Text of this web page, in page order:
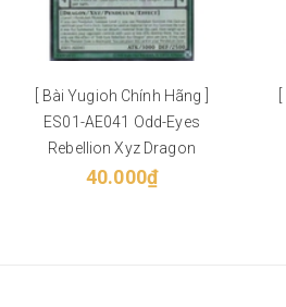
[ Bài Yugioh Chính Hãng ]
ES01-AE041 Odd-Eyes
Rebellion Xyz Dragon
40.000₫